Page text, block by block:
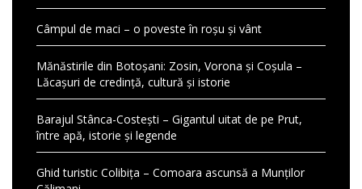
Câmpul de maci – o poveste în roșu și vânt
Mănăstirile din Botoșani: Zosin, Vorona și Coșula –
Lăcașuri de credință, cultură și istorie
Barajul Stânca-Costești – Gigantul uitat de pe Prut,
între apă, istorie și legende
Ghid turistic Colibița – Comoara ascunsă a Munților